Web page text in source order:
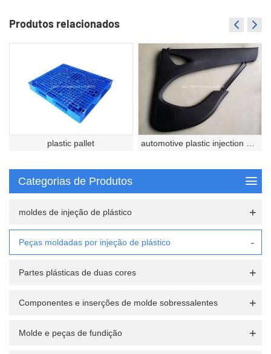
Produtos relacionados
plastic pallet
Categorias de Produtos
moldes de injeção de plástico
Peças moldadas por injeção de plástico
Partes plásticas de duas cores
Componentes e inserções de molde sobressalentes
Molde e peças de fundição